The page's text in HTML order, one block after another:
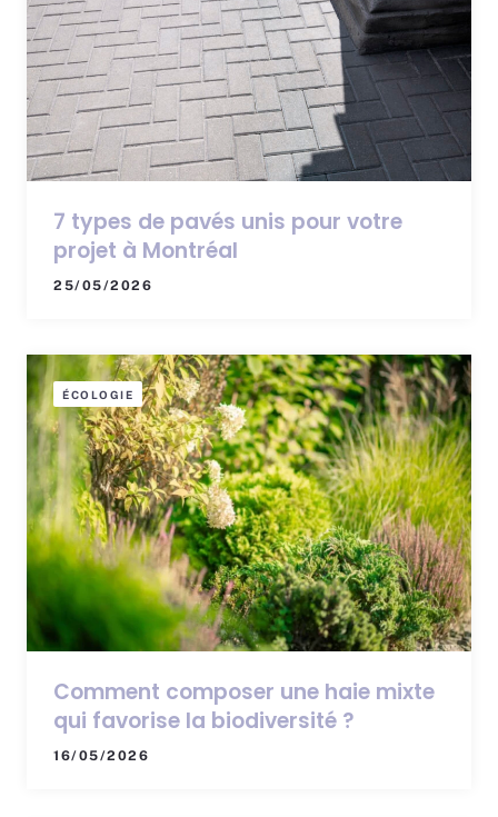
7 types de pavés unis pour votre
projet à Montréal
25/05/2026
ÉCOLOGIE
Comment composer une haie mixte
qui favorise la biodiversité ?
16/05/2026